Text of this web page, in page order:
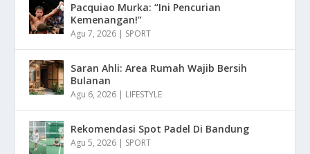
Pacquiao Murka: “Ini Pencurian
Kemenangan!”
Agu 7, 2026 | SPORT
Saran Ahli: Area Rumah Wajib Bersih
Bulanan
Agu 6, 2026 | LIFESTYLE
Rekomendasi Spot Padel Di Bandung
Agu 5, 2026 | SPORT